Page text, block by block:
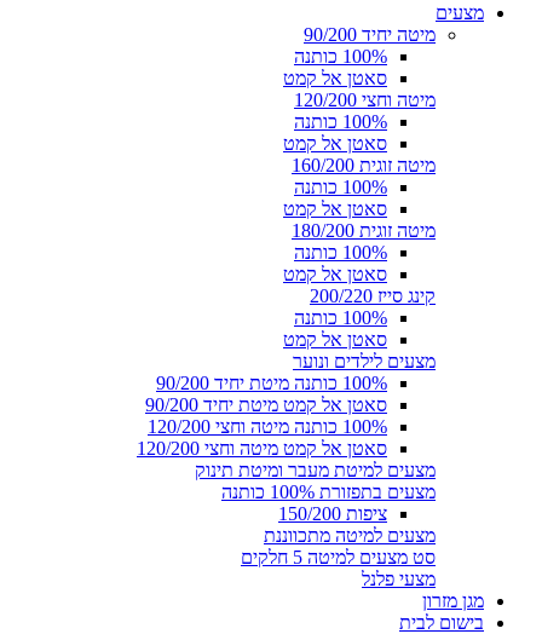
מצעים
מיטה יחיד 90/200
100% כותנה
סאטן אל קמט
מיטה וחצי 120/200
100% כותנה
סאטן אל קמט
מיטה זוגית 160/200
100% כותנה
סאטן אל קמט
מיטה זוגית 180/200
100% כותנה
סאטן אל קמט
קינג סייז 200/220
100% כותנה
סאטן אל קמט
מצעים לילדים ונוער
100% כותנה מיטת יחיד 90/200
סאטן אל קמט מיטת יחיד 90/200
100% כותנה מיטה וחצי 120/200
סאטן אל קמט מיטה וחצי 120/200
מצעים למיטת מעבר ומיטת תינוק
מצעים בתפזורת 100% כותנה
ציפות 150/200
מצעים למיטה מתכווננת
סט מצעים למיטה 5 חלקים
מצעי פלנל
מגן מזרון
בישום לבית